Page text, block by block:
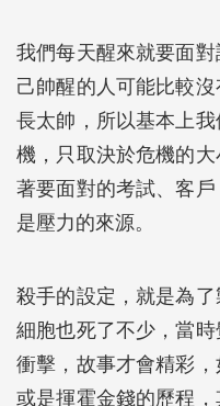
我們每天醒來就要面
己帥醒的人可能比較
長太帥，所以基本上
機，只取決於危機的
著要面對的考試、客
是壓力的來源。
殺手的設定，就是為
細胞也死了不少，當
衝擊，故事才會精彩，
或是揮霍金錢的歷程